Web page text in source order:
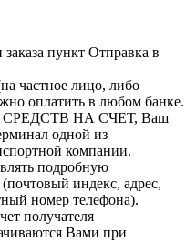
пункт Отправка в
частное лицо, либо
оплатить в любом банке.
НА СЧЕТ, Ваш
одной из
компании.
подробную
индекс, адрес,
номер телефона).
получателя
Вами при